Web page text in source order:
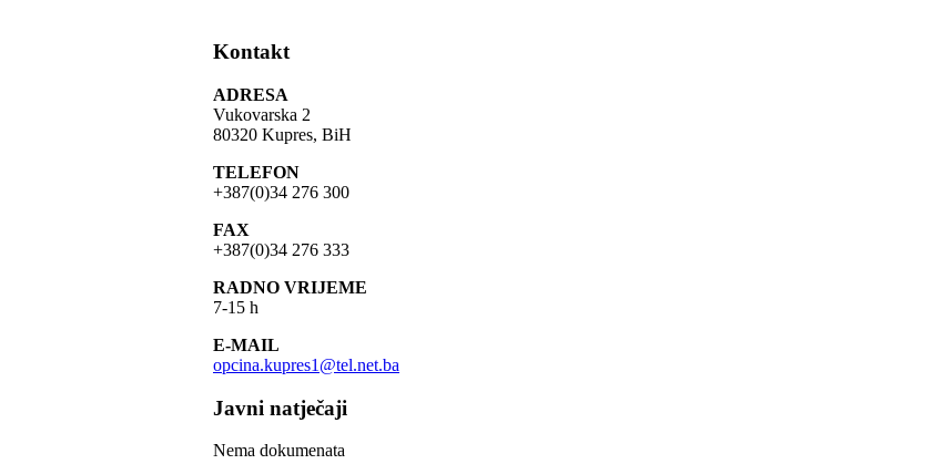
Kontakt
ADRESA
Vukovarska 2
80320 Kupres, BiH
TELEFON
+387(0)34 276 300
FAX
+387(0)34 276 333
RADNO VRIJEME
7-15 h
E-MAIL
opcina.kupres1@tel.net.ba
Javni natječaji
Nema dokumenata